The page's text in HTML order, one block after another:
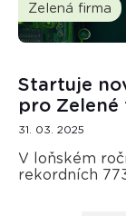
Zelená firma
Startuje
pro Zelené
31. 03. 2025
V loňském
rekordních